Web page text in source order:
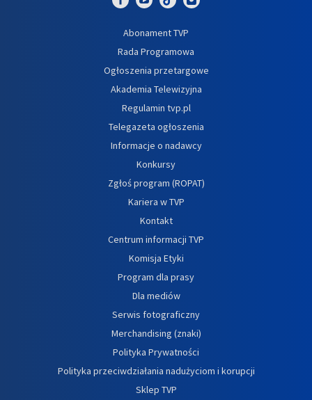
Abonament TVP
Rada Programowa
Ogłoszenia przetargowe
Akademia Telewizyjna
Regulamin tvp.pl
Telegazeta ogłoszenia
Informacje o nadawcy
Konkursy
Zgłoś program (ROPAT)
Kariera w TVP
Kontakt
Centrum informacji TVP
Komisja Etyki
Program dla prasy
Dla mediów
Serwis fotograficzny
Merchandising (znaki)
Polityka Prywatności
Polityka przeciwdziałania nadużyciom i korupcji
Sklep TVP